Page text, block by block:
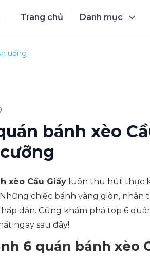
Trang chủ Danh mục
uống
bánh xèo
xèo Cầu Giấy luôn thu hút thực
chiếc bánh vàng giòn,
dẫn. Cùng khám phá top 6
ngay sau đây!
6 quán bánh xèo